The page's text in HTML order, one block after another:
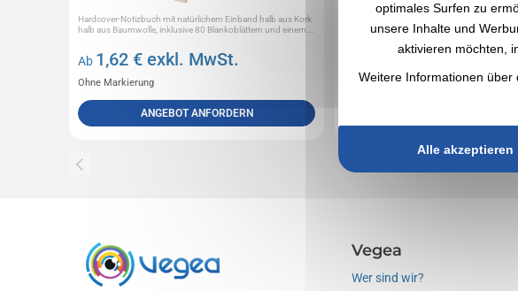
Hardcover-Notizbuch mit natürlichem Einband halb aus Kork
halb aus Baumwolle, inklusive 80 Blankoblättern und einem...
Ab 1,62 € exkl. MwSt.
Ohne Markierung
ANGEBOT ANFORDERN
mit verstärktem Griff aus Naturkork und
6,66€ exkl. MwSt.
Ohne Markierung
Vegea
Wer sind wir?
optimales Surfen zu
unsere Inhalte und
aktivieren möchten,
Weitere Informationen über
Alle akzeptieren